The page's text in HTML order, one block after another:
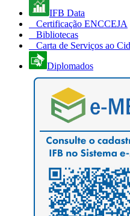
IFB Data
Certificação ENCCEJA
Bibliotecas
Carta de Serviços ao
Diplomados